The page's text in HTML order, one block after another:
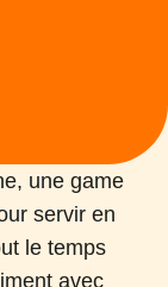
une game
servir en
le temps
avec